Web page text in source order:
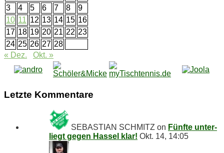
3
4 5 6 7 8
9
10 11 12 13 14 15 16
17 18 19 20 21 22 23
24 25 26 27 28
« Dez.
Okt. »
Letz­te Kommentare
SEBASTIAN SCHMITZ on Fünf­te un­ter­
liegt ge­gen Has­sel klar! Okt. 14, 14:05